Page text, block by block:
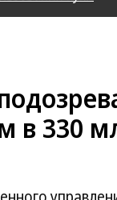
в 330